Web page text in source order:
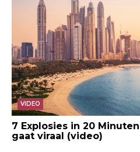
VIDEO
7 Explosies in 20
gaat viraal (video)